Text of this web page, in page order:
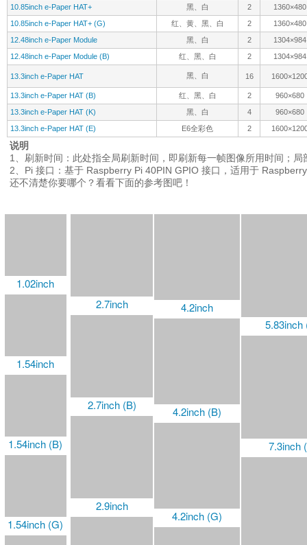
10.85inch e-Paper HAT+ 黑、白 2
1360×480
10.85inch e-Paper HAT+ (G)
红、黄、黑、白 2
1360×480
12.48inch e-Paper Module
黑、白 2
1304×984
12.48inch e-Paper Module (B)
红、黑、白 2 1304×984
13.3inch e-Paper HAT 黑、白 16
13.3inch e-Paper HAT (B) 红、黑、白 2
960×680
13.3inch e-Paper HAT (K)
黑、白 4
960×680
13.3inch e-Paper HAT (E)
E6全彩色 2
说明
1、刷新时间：此处指全局刷新时间，即刷新每一帧图像所用时间；
2、Pi 接口：基于 Raspberry Pi 40PIN GPIO 接口，适用于
还不清楚你要哪个？看看下面的参考图吧！
1.02inch
1.54inch
1.54inch (B)
1.54inch (G)
2.7inch
2.7inch (B)
2.9inch
4.2inch
4.2inch (B)
4.2inch (G)
5.83inch
7.3inch